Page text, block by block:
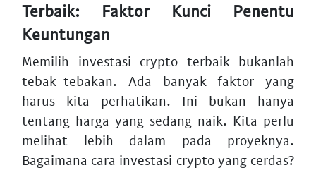
Terbaik: Faktor Kunci Penentu
Keuntungan
Memilih investasi crypto terbaik bukanlah
tebak-tebakan. Ada banyak faktor yang
harus kita perhatikan. Ini bukan hanya
tentang harga yang sedang naik. Kita perlu
melihat lebih dalam pada proyeknya.
Bagaimana cara investasi crypto yang cerdas?